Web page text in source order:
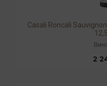
Casali Roncali
2